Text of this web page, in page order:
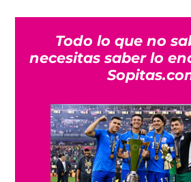
Todo lo que no
necesitas saber lo